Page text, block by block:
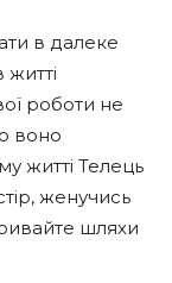
в далеке
роботи не
воно
житті Телець
женучись
шляхи